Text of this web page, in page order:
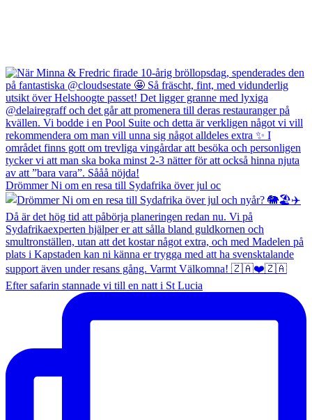
Drömmer Ni om en resa till Sydafrika över jul oc
Efter safarin stannade vi till en natt i St Lucia